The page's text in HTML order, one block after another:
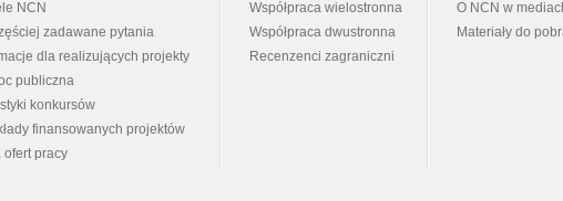
NCN
zadawane pytania
dla realizujących projekty
publiczna
konkursów
finansowanych projektów
ofert pracy
Współpraca wielostronna
Współpraca dwustronna
Recenzenci zagraniczni
O NCN w
Materiały do